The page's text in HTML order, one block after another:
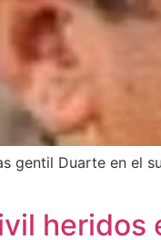
gentil Duarte en el